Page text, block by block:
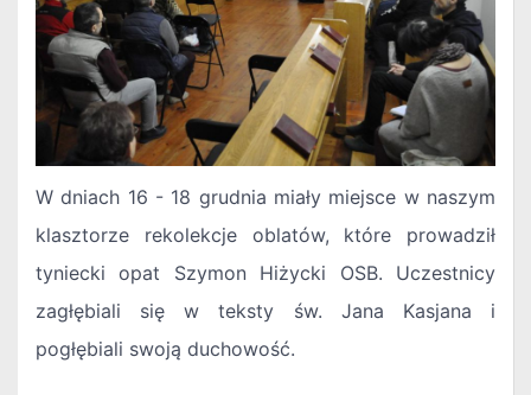
W dniach 16 - 18 grudnia miały miejsce w naszym
klasztorze rekolekcje oblatów, które prowadził
tyniecki opat Szymon Hiżycki OSB. Uczestnicy
zagłębiali się w teksty św. Jana Kasjana i
pogłębiali swoją duchowość.